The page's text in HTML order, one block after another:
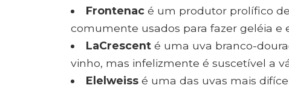
Frontenacé um produtor prolífico
comumente usados ​​para fazer geléia e
LaCrescenté uma uva branco-
vinho, mas infelizmente é suscetível a
Elelweissé uma das uvas mais